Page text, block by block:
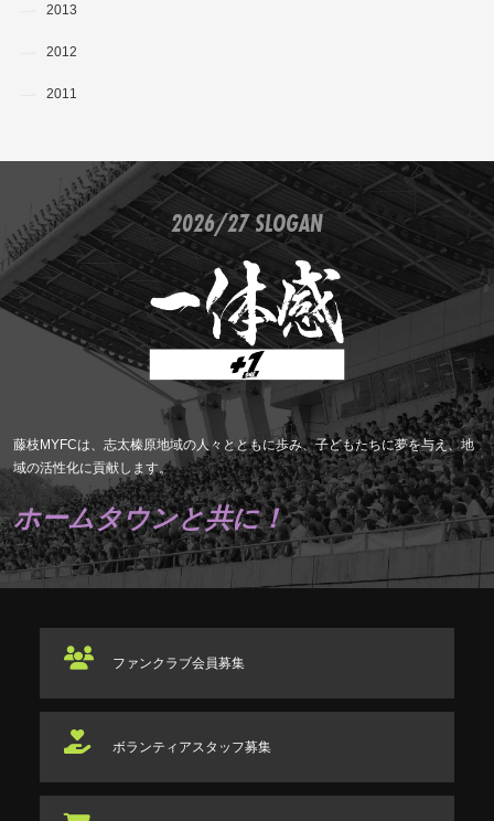
2013
2012
2011
2026/27 SLOGAN
藤枝MYFCは、志太榛原地域の人々とともに歩み、子どもたちに夢を与え、地
域の活性化に貢献します。
ホームタウンと共に！
ファンクラブ会員募集
ボランティアスタッフ募集